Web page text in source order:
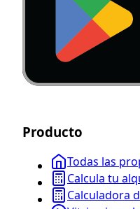
Producto
Todas las
Calcula tu
Calculadora